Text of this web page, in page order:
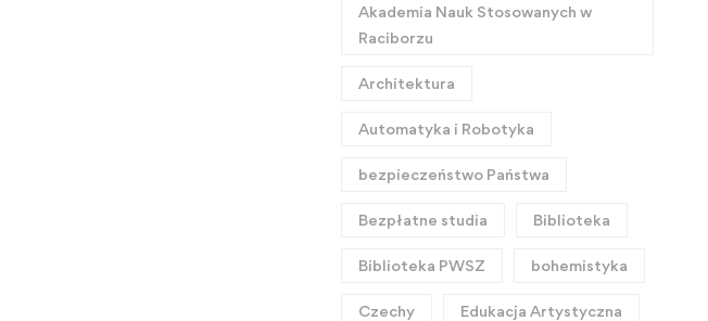
Akademia Nauk Stosowanych w
Raciborzu
Architektura
Automatyka i Robotyka
bezpieczeństwo Państwa
Bezpłatne studia Biblioteka
Biblioteka PWSZ bohemistyka
Czechy Edukacja Artystyczna